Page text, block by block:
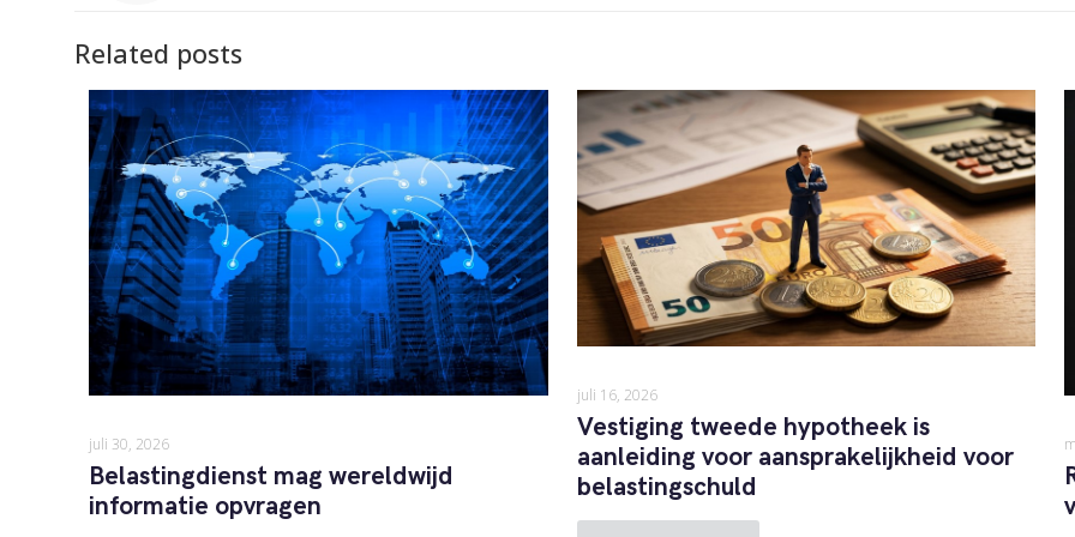
Related posts
juli 30, 2026
Belastingdienst mag wereldwijd
informatie opvragen
juli 16, 2026
Vestiging tweede hypotheek is
aanleiding voor aansprakelijkheid voor
belastingschuld